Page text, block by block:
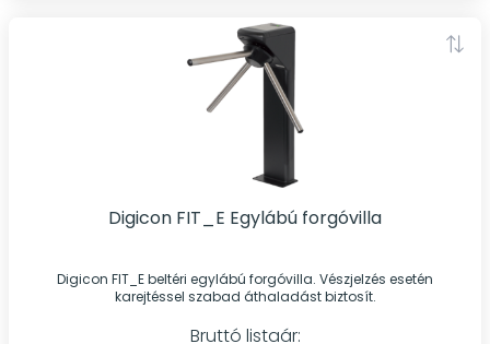
Digicon FIT_E Egylábú forgóvilla
Digicon FIT_E beltéri egylábú forgóvilla. Vészjelzés esetén
karejtéssel szabad áthaladást biztosít.
Bruttó listaár: